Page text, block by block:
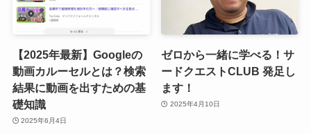
【2025年最新】Googleの
動画カルーセルとは？検索
結果に動画を出すための基
礎知識
2025年6月4日
ゼロから一緒に学べる！サ
ードクエストCLUB 発足し
ます！
2025年4月10日